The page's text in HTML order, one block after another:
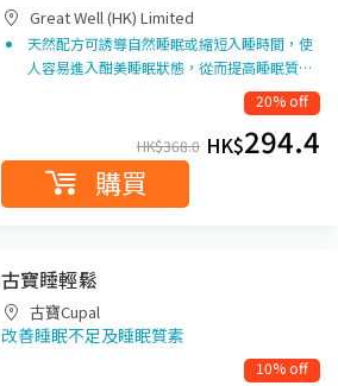
Great Well (HK) Limited
天然配方可誘導自然睡眠或縮短入睡時間，使
人容易進入酣美睡眠狀態，從而提高睡眠質…
20% off
HK$368.0 HK$294.4
購買
古寶睡輕鬆
古寶Cupal
改善睡眠不足及睡眠質素
10% off